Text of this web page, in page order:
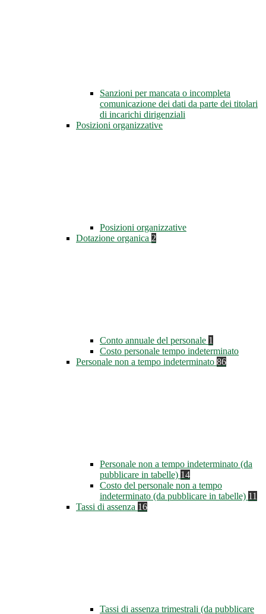
Sanzioni per mancata o incompleta
comunicazione dei dati da parte dei titolari
di incarichi dirigenziali
Posizioni organizzative
Posizioni organizzative
Dotazione organica 2
Conto annuale del personale 1
Costo personale tempo indeterminato
Personale non a tempo indeterminato 86
Personale non a tempo indeterminato (da
pubblicare in tabelle) 14
Costo del personale non a tempo
indeterminato (da pubblicare in tabelle) 11
Tassi di assenza 16
Tassi di assenza trimestrali (da pubblicare